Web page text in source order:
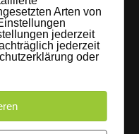
Folgt uns!
eG [Scholz & Heinz]
Arten von
jederzeit
jederzeit
oder